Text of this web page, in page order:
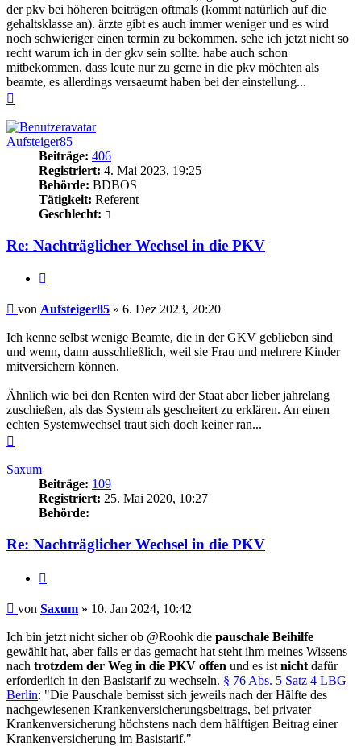
der pkv bei höheren beiträgen oftmals (kommt natürlich auf die
gehaltsklasse an). ärzte gibt es auch immer weniger und es wird
noch schwieriger einen termin zu bekommen. sehe ich jetzt nicht so
recht warum ich in der gkv sein sollte. habe auch schon
mitbekommen, dass leute nur zu gerne in die pkv möchten als
beamte, es allerdings versaeumt haben bei der einstellung...
Aufsteiger85
Beiträge: 406
Registriert: 4. Mai 2023, 19:25
Behörde: BDBOS
Tätigkeit: Referent
Geschlecht:
Re: Nachträglicher Wechsel in die PKV
Beitrag
von Aufsteiger85 » 6. Dez 2023, 20:20
Ich kenne selbst wenige Beamte, die in der GKV geblieben sind
und wenn, dann ausschließlich, weil sie Frau und mehrere Kinder
mitversichern können.
Ähnlich wie bei den Renten wird der Staat aber lieber jahrelang
zuschießen, als das System als gescheitert zu erklären. An einen
echten Systemwechsel traut sich doch keiner ran...
Saxum
Beiträge: 109
Registriert: 25. Mai 2020, 10:27
Behörde:
Re: Nachträglicher Wechsel in die PKV
Beitrag
von Saxum » 10. Jan 2024, 10:42
Ich bin jetzt nicht sicher ob @Roohk die pauschale Beihilfe
gewählt hat, aber falls er das gemacht hat steht ihm meines Wissens
nach trotzdem der Weg in die PKV offen und es ist nicht dafür
erforderlich in den Basistarif zu wechseln. § 76 Abs. 5 Satz 4 LBG
Berlin: "Die Pauschale bemisst sich jeweils nach der Hälfte des
nachgewiesenen Krankenversicherungsbeitrags, bei privater
Krankenversicherung höchstens nach dem hälftigen Beitrag einer
Krankenversicherung im Basistarif."